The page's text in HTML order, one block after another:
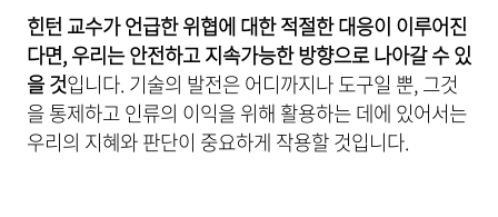
힌턴 교수가 언급한 위협에 대한 적절한 대응이 이루어진
다면, 우리는 안전하고 지속가능한 방향으로 나아갈 수 있
을 것입니다. 기술의 발전은 어디까지나 도구일 뿐, 그것
을 통제하고 인류의 이익을 위해 활용하는 데에 있어서는
우리의 지혜와 판단이 중요하게 작용할 것입니다.